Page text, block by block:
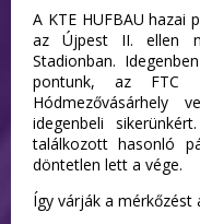
A KTE HUFBAU hazai
az Újpest II. ellen
Stadionban.
pontunk, az
Hódmezővásárhely
idegenbeli
találkozott hasonló
döntetlen lett a vége.
Így várják a mérkőzést